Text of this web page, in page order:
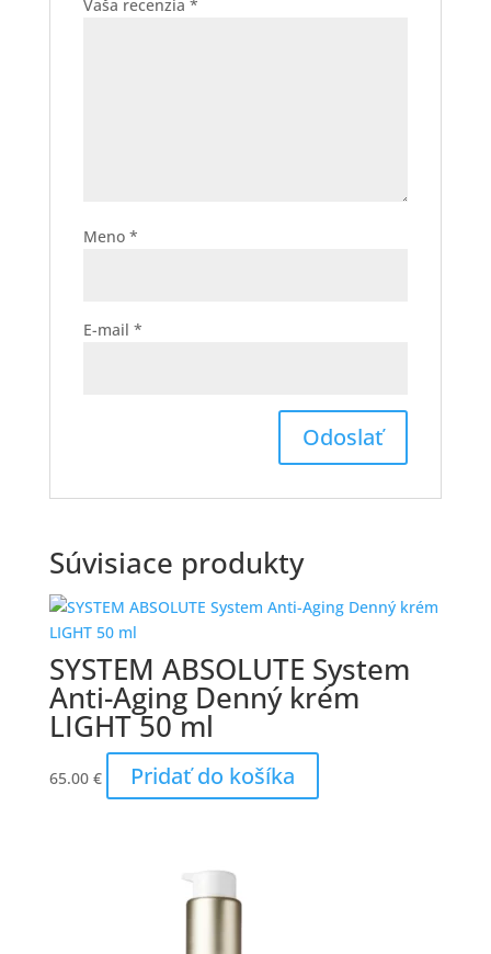
Vaša recenzia *
Meno *
E-mail *
Súvisiace produkty
SYSTEM ABSOLUTE System
Anti-Aging Denný krém
LIGHT 50 ml
65.00 € Pridať do košíka